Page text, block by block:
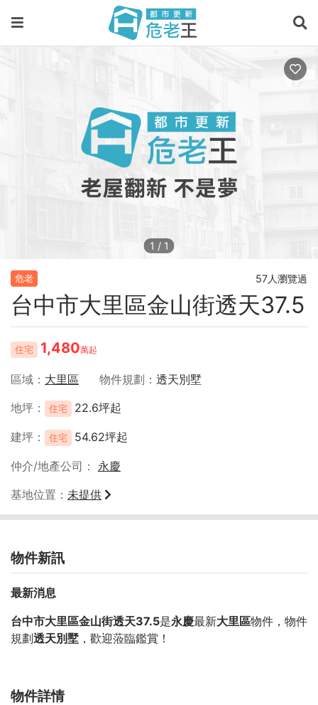
1 / 1
危老 57人瀏覽過
台中市大里區金山街透天37.5
住宅 1,480萬起
區域 大里區 物件規劃
透天別墅
地坪
住宅 22.6坪起
建坪 住宅 54.62坪起
仲介/地產公司
永慶
基地位置
未提供
物件新訊
最新消息
台中市大里區金山街透天37.5是永慶最新大里區物件，物件
規劃透天別墅 ，歡迎蒞臨鑑賞！
物件詳情